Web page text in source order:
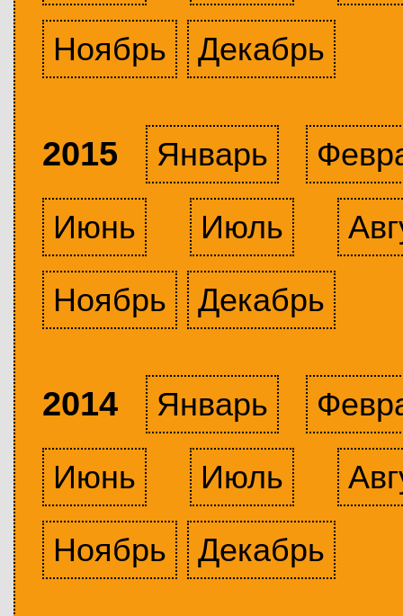
Ноябрь
Декабрь
2015 Январь
Июнь
Июль
Ноябрь
Декабрь
2014 Январь
Июнь
Июль
Ноябрь
Декабрь